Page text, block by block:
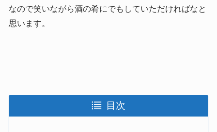
なので笑いながら酒の肴にでもしていただければなと
思います。
目次